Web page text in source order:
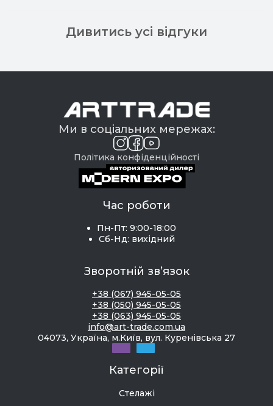
Дивитись усі відгуки
Ми в соціальних мережах:
Політика конфіденційності
Час роботи
Пн-Пт: 9:00-18:00
Сб-Нд: вихідний
Зворотній зв’язок
+38 (067) 945-05-05
+38 (050) 945-05-05
+38 (063) 945-05-05
info@art-trade.com.ua
04073, Україна, м.Київ, вул. Куренівська 27
Категорії
Стелажі